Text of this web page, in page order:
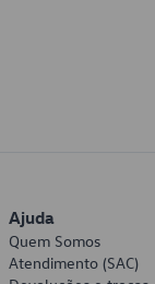
Ajuda
Quem Somos
Atendimento (SAC)